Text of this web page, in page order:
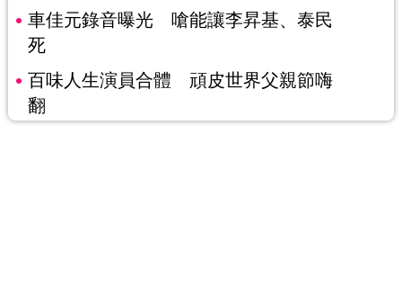
車佳元錄音曝光 嗆能讓李昇基、泰民
死
百味人生演員合體 頑皮世界父親節嗨
翻